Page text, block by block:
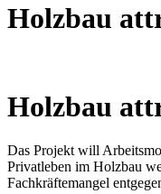
Holzbau
Holzbau
Das Projekt will
Privatleben im Holzbau
Fachkräftemangel